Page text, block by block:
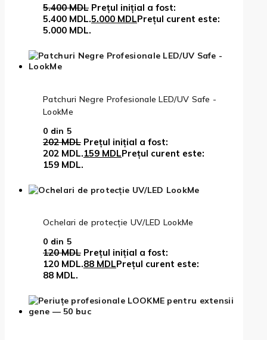
5.400MDL Prețul inițial a fost:
5.400 MDL.5.000 MDLPrețul curent este:
5.000 MDL.
Patchuri Negre Profesionale LED/UV Safe -
LookMe
0 din 5
202MDL Prețul inițial a fost:
202 MDL.159 MDLPrețul curent este:
159 MDL.
Ochelari de protecție UV/LED LookMe
0 din 5
120MDL Prețul inițial a fost:
120 MDL.88 MDLPrețul curent este:
88 MDL.